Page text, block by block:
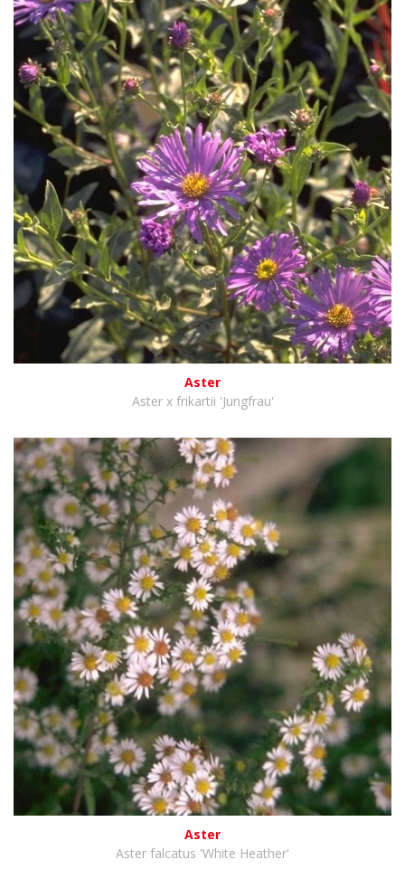
Aster
Aster x frikartii 'Jungfrau'
Aster
Aster falcatus 'White Heather'